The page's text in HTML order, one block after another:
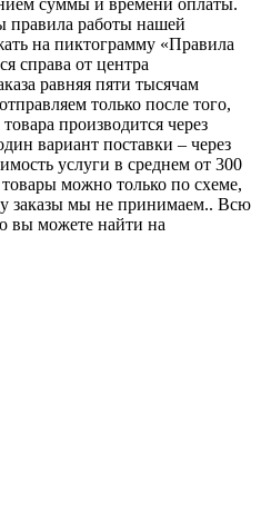
суммы и времени оплаты.
правила работы нашей
на пиктограмму «Правила
справа от центра
равняя пяти тысячам
только после того,
производится через
вариант поставки – через
услуги в среднем от 300
можно только по схеме,
заказы мы не принимаем.. Всю
вы можете найти на